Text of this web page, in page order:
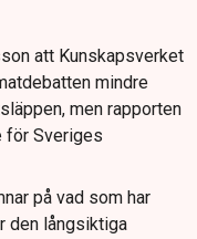
att Kunskapsverket
mindre
men rapporten
för Sveriges
på vad som har
den långsiktiga